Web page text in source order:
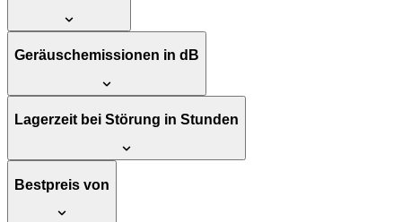
Geräuschemissionen in dB
Lagerzeit bei Störung in Stunden
Bestpreis von